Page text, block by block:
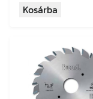
Kosárba